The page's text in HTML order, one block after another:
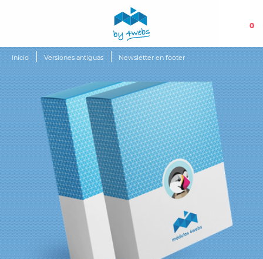
0
Inicio Versiones antiguas Newsletter en footer